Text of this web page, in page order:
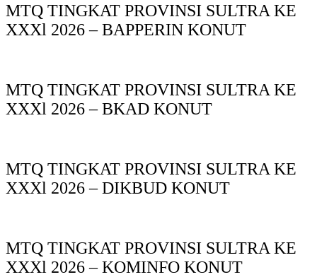
MTQ TINGKAT PROVINSI SULTRA KE
XXXl 2026 – BAPPERIN KONUT
MTQ TINGKAT PROVINSI SULTRA KE
XXXl 2026 – BKAD KONUT
MTQ TINGKAT PROVINSI SULTRA KE
XXXl 2026 – DIKBUD KONUT
MTQ TINGKAT PROVINSI SULTRA KE
XXXl 2026 – KOMINFO KONUT